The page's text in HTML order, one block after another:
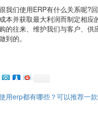
们使用ERP有什么关系呢?回
本并获取最大利润而制定相
的往来、维护我们与客户、
到的。
用erp都有哪些？可以推荐一款